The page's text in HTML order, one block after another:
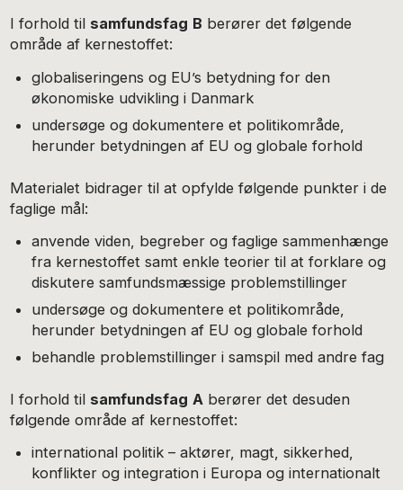
I forhold til samfundsfag B berører det følgende
område af kernestoffet:
globaliseringens og EU’s betydning for den
økonomiske udvikling i Danmark
undersøge og dokumentere et politikområde,
herunder betydningen af EU og globale forhold
Materialet bidrager til at opfylde følgende punkter i de
faglige mål:
anvende viden, begreber og faglige sammenhænge
fra kernestoffet samt enkle teorier til at forklare og
diskutere samfundsmæssige problemstillinger
undersøge og dokumentere et politikområde,
herunder betydningen af EU og globale forhold
behandle problemstillinger i samspil med andre fag
I forhold til samfundsfag A berører det desuden
følgende område af kernestoffet:
international politik – aktører, magt, sikkerhed,
konflikter og integration i Europa og internationalt